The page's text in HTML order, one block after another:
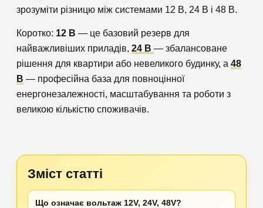
зрозуміти різницю між системами 12 В, 24 В і 48 В.
Коротко: 12 В — це базовий резерв для
найважливіших приладів, 24 В — збалансоване
рішення для квартири або невеликого будинку, а 48
В — професійна база для повноцінної
енергонезалежності, масштабування та роботи з
великою кількістю споживачів.
Зміст статті
Що означає вольтаж 12V, 24V, 48V?